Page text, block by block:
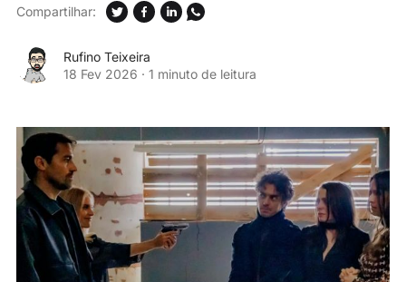
Rufino Teixeira
18 Fev 2026 · 1 minuto de leitura
Compartilhar: